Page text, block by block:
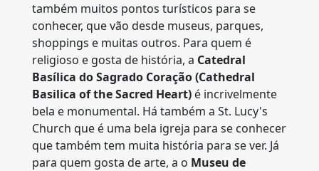
também muitos pontos turísticos para se
conhecer, que vão desde museus, parques,
shoppings e muitas outros. Para quem é
religioso e gosta de história, a Catedral
Basílica do Sagrado Coração (Cathedral
Basilica of the Sacred Heart) é incrivelmente
bela e monumental. Há também a St. Lucy's
Church que é uma bela igreja para se conhecer
que também tem muita história para se ver. Já
para quem gosta de arte, a o Museu de